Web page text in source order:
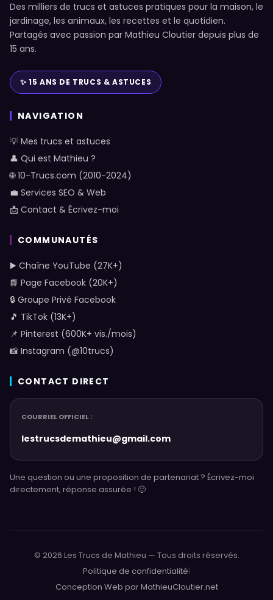
Des milliers de trucs et astuces pratiques pour la maison, le
jardinage, les animaux, les recettes et le quotidien.
Partagés avec passion par Mathieu Cloutier depuis plus de
15 ans.
✨ 15 ANS DE TRUCS & ASTUCES
NAVIGATION
💡 Mes trucs et astuces
👤 Qui est Mathieu ?
🌐 10-Trucs.com (2010-2024)
💼 Services SEO & Web
📩 Contact & Écrivez-moi
COMMUNAUTÉS
▶️ Chaîne YouTube (27K+)
📘 Page Facebook (20K+)
🔒 Groupe Privé Facebook
🎵 TikTok (13K+)
📌 Pinterest (600K+ vis./mois)
📸 Instagram (@10trucs)
CONTACT DIRECT
COURRIEL OFFICIEL :
lestrucsdemathieu@gmail.com
Une question ou une proposition de partenariat ? Écrivez-moi
directement, réponse assurée ! 🙂
© 2026 Les Trucs de Mathieu — Tous droits réservés.
Politique de confidentialité|
Conception Web par MathieuCloutier.net